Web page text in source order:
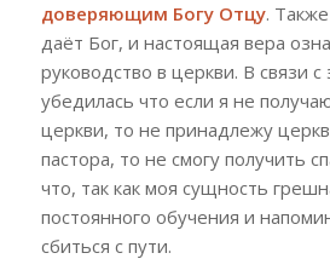
доверяющим БогуОтцу.
даёт Бог, и настоящая вера
руководство в церкви. В связи
убедилась что если я не
церкви, то не принадлежу
пастора, то не смогу получить
что, так как моя сущность
постоянного обучения и
сбиться с пути.